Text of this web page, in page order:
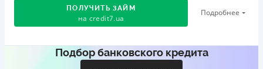
ПОЛУЧИТЬ ЗАЙМ
на credit7.ua
Подробнее
Акция: «Кешбэк за друга»
Подбор банковского кредита